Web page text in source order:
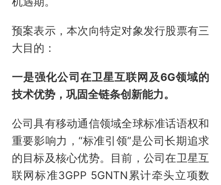
预案表示，本次向特定对象发行股票有三
大目的：
一是强化公司在卫星互联网及6G领域的
技术优势，巩固全链条创新能力。
公司具有移动通信领域全球标准话语权和
重要影响力，“标准引领”是公司长期追求
的目标及核心优势。目前，公司在卫星互
联网标准3GPP 5GNTN累计牵头立项数